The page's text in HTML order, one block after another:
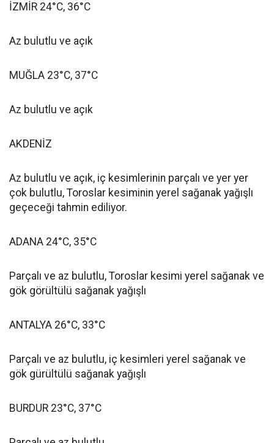
İZMİR 24°C, 36°C
Az bulutlu ve açık
MUĞLA 23°C, 37°C
Az bulutlu ve açık
AKDENİZ
Az bulutlu ve açık, iç kesimlerinin parçalı ve yer yer
çok bulutlu, Toroslar kesiminin yerel sağanak yağışlı
geçeceği tahmin ediliyor.
ADANA 24°C, 35°C
Parçalı ve az bulutlu, Toroslar kesimi yerel sağanak ve
gök görültülü sağanak yağışlı
ANTALYA 26°C, 33°C
Parçalı ve az bulutlu, iç kesimleri yerel sağanak ve
gök gürültülü sağanak yağışlı
BURDUR 23°C, 37°C